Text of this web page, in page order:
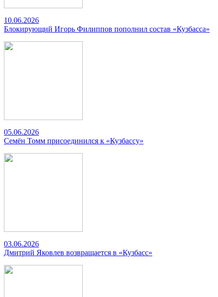
10.06.2026
Блокирующий Игорь Филиппов пополнил состав «Кузбасса»
05.06.2026
Семён Томм присоединился к «Кузбассу»
03.06.2026
Дмитрий Яковлев возвращается в «Кузбасс»